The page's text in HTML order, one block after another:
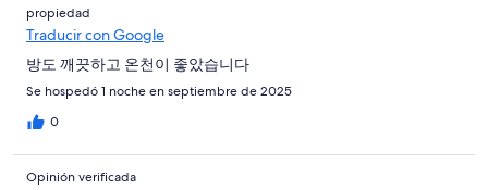
propiedad
Traducir con Google
방도 깨끗하고 온천이 좋았습니다
Se hospedó 1 noche en septiembre de 2025
0
Opinión verificada